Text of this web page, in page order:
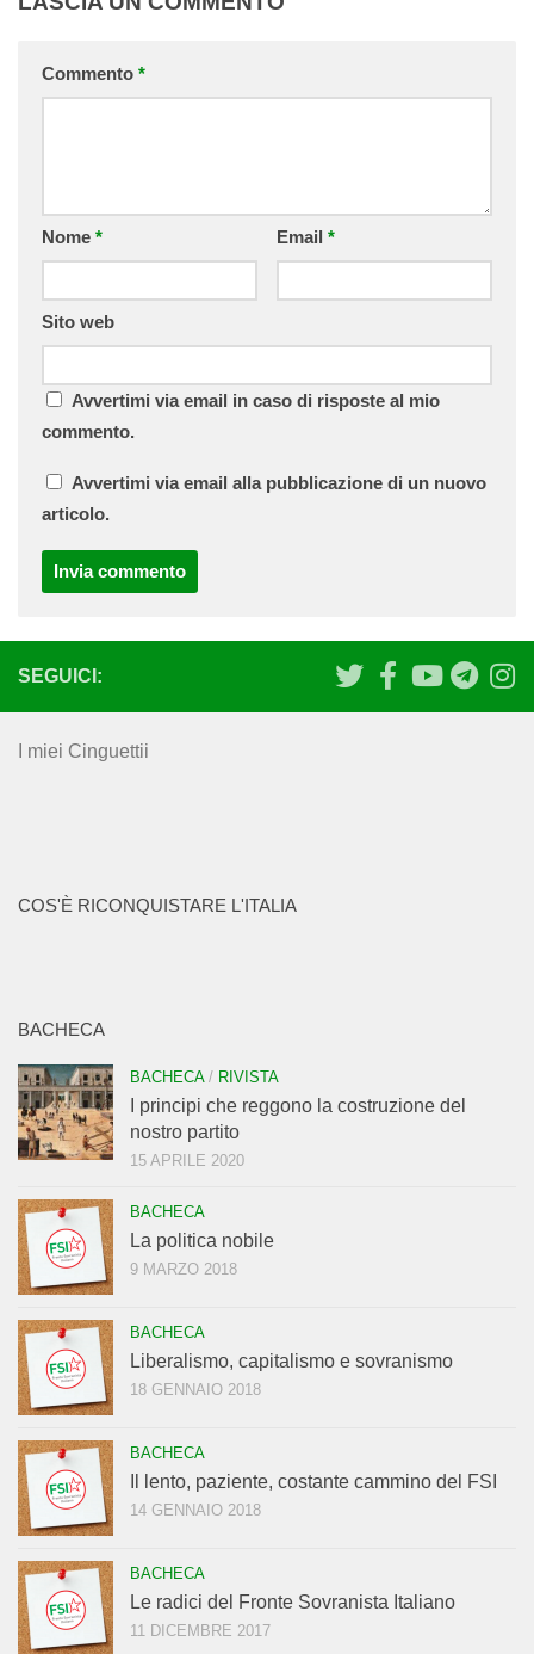
Commento *
Nome * Email *
Sito web
Avvertimi via email in caso di risposte al mio
commento.
Avvertimi via email alla pubblicazione di un nuovo
articolo.
SEGUICI:
I miei Cinguettii
COS'È RICONQUISTARE L'ITALIA
BACHECA
BACHECA/ RIVISTA
I principi che reggono la costruzione del
nostro partito
15 APRILE 2020
BACHECA
La politica nobile
9 MARZO 2018
BACHECA
Liberalismo, capitalismo e sovranismo
18 GENNAIO 2018
BACHECA
Il lento, paziente, costante cammino del FSI
14 GENNAIO 2018
BACHECA
Le radici del Fronte Sovranista Italiano
11 DICEMBRE 2017